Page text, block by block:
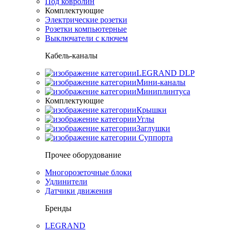
Комплектующие
Электрические розетки
Розетки компьютерные
Выключатели с ключем
Кабель-каналы
LEGRAND DLP
Мини-каналы
Миниплинтуса
Комплектующие
Крышки
Углы
Заглушки
Суппорта
Прочее оборудование
Многорозеточные блоки
Удлинители
Датчики движения
Бренды
LEGRAND